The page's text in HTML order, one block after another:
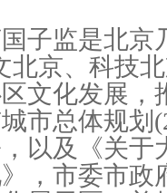
子监是北京
北京、科技
文化发展，
城市总体规
以及《关于
，市委市政